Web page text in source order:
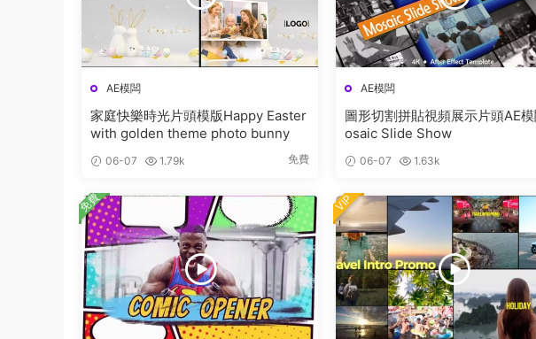
AE模闆
家庭快樂時光片頭模版Happy Easter
with golden theme photo bunny
06-07 1.79k 免費
AE模闆
圖形切割拼貼視頻展示片頭AE
osaic Slide Show
06-07 1.63k
免費 VIP